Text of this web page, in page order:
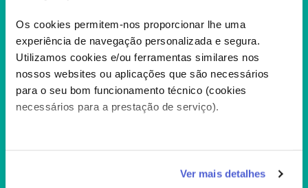
Os cookies permitem-nos proporcionar lhe uma
experiência de navegação personalizada e segura.
Utilizamos cookies e/ou ferramentas similares nos
nossos websites ou aplicações que são necessários
para o seu bom funcionamento técnico (cookies
necessários para a prestação de serviço).
Ver mais detalhes